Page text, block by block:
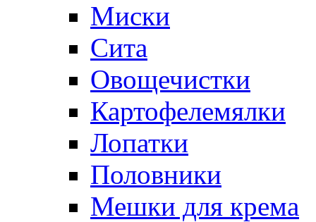
Миски
Сита
Овощечистки
Картофелемялки
Лопатки
Половники
Мешки для крема